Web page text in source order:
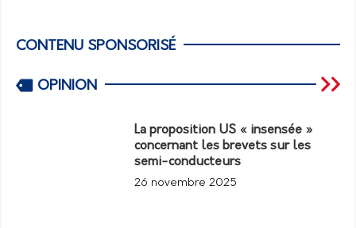
CONTENU SPONSORISÉ
OPINION
La proposition US « insensée »
concernant les brevets sur les
semi-conducteurs
26 novembre 2025